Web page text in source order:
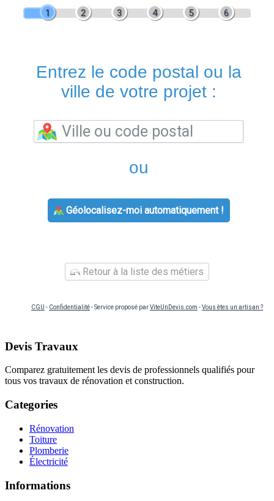
1 2 3 4 5 6
Entrez le code postal ou la
ville de votre projet :
ou
Géolocalisez-moi automatiquement !
Retour à la liste des métiers
CGU - Confidentialité- Service proposé parViteUnDevis.com -Vous êtes un artisan ?
Devis Travaux
Comparez gratuitement les devis de professionnels qualifiés pour
tous vos travaux de rénovation et construction.
Categories
Rénovation
Toiture
Plomberie
Électricité
Informations